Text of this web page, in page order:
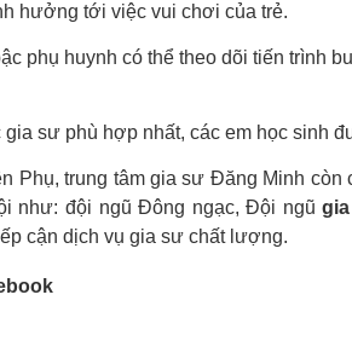
hưởng tới việc vui chơi của trẻ.
phụ huynh có thể theo dõi tiến trình
sư phù hợp nhất, các em học sinh
Phụ, trung tâm gia sư Đăng Minh
như: đội ngũ Đông ngạc, Đội ngũ
cận dịch vụ gia sư chất lượng.